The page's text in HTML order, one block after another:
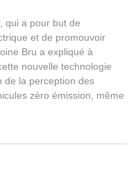
qui a pour but de
et de promouvoir
Bru a expliqué à
nouvelle technologie
de la perception des
zéro émission, même